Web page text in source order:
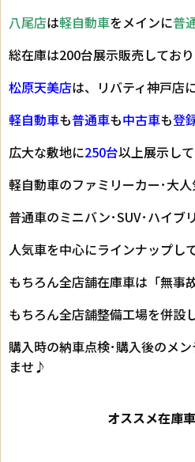
八尾店は軽自動車をメインに普
総在庫は200台展示販売しており
松原天美店は、リバティ神戸店
軽自動車も普通車も中古車も登
広大な敷地に250台以上展示して
軽自動車のファミリーカー･大
普通車のミニバン･SUV･ハイブ
人気車を中心にラインナップし
もちろん全店舗在庫車は「無事
もちろん全店舗整備工場を併設
購入時の納車点検･購入後のメ
ませ♪
オススメ在庫